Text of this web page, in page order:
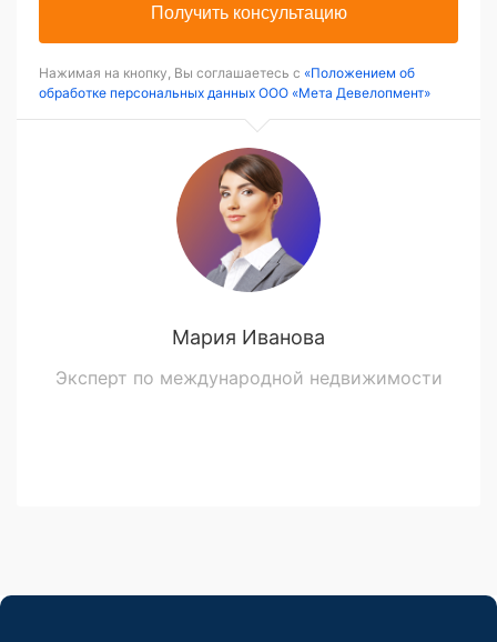
Получить консультацию
Нажимая на кнопку, Вы соглашаетесь с «Положением об
обработке персональных данных ООО «Мета Девелопмент»
Мария Иванова
Эксперт по международной недвижимости